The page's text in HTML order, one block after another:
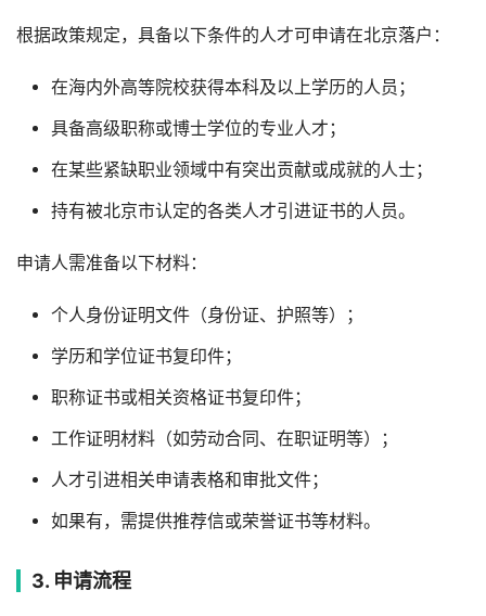
根据政策规定，具备以下条件的人才可申请在北京落户：
在海内外高等院校获得本科及以上学历的人员；
具备高级职称或博士学位的专业人才；
在某些紧缺职业领域中有突出贡献或成就的人士；
持有被北京市认定的各类人才引进证书的人员。
申请人需准备以下材料：
个人身份证明文件（身份证、护照等）；
学历和学位证书复印件；
职称证书或相关资格证书复印件；
工作证明材料（如劳动合同、在职证明等）；
人才引进相关申请表格和审批文件；
如果有，需提供推荐信或荣誉证书等材料。
3. 申请流程